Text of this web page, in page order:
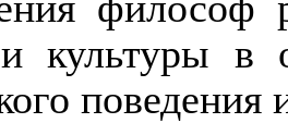
культуры в
поведения